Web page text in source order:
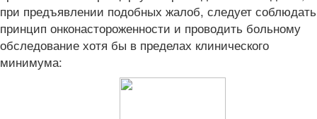
при предъявлении подобных жалоб, следует соблюдать
принцип онконастороженности и проводить больному
обследование хотя бы в пределах клинического
минимума: